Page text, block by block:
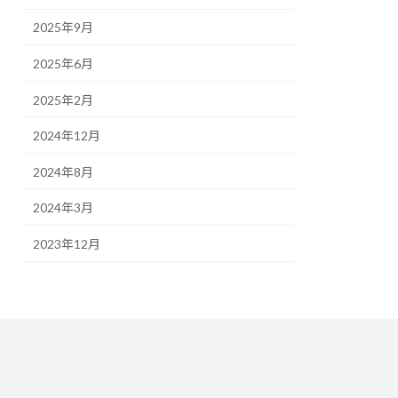
2025年9月
2025年6月
2025年2月
2024年12月
2024年8月
2024年3月
2023年12月